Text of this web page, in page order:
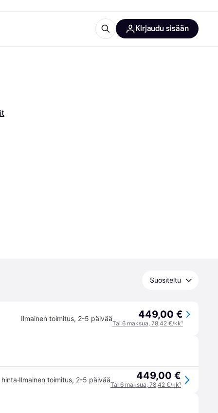
Kirjaudu sisään
Suositeltu
Ilmainen toimitus, 2-5 päivää 449,00 €
Tai 6 maksua, 78,42 €/kk¹
hinta·Ilmainen toimitus, 2-5 päivää 449,00 €
Tai 6 maksua, 78,42 €/kk¹